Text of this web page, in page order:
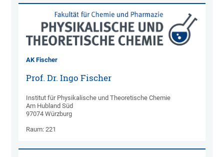
AK Fischer
Prof. Dr. Ingo Fischer
Institut für Physikalische und Theoretische Chemie
Am Hubland Süd
97074 Würzburg
Raum: 221